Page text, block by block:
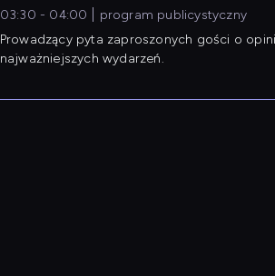
03:30 - 04:00
program publicystyczny
Prowadzący pyta zaproszonych gości o
najważniejszych wydarzeń.